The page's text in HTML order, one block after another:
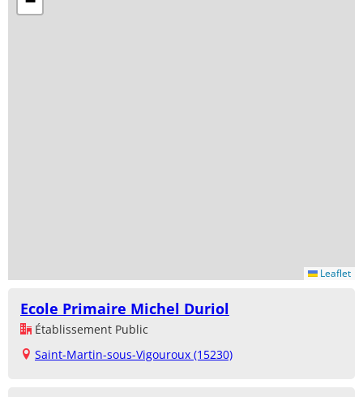
Leaflet
Ecole Primaire Michel Duriol
Établissement Public
Saint-Martin-sous-Vigouroux (15230)